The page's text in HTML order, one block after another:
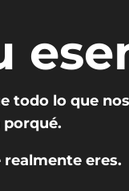
todo lo que
realmente eres.